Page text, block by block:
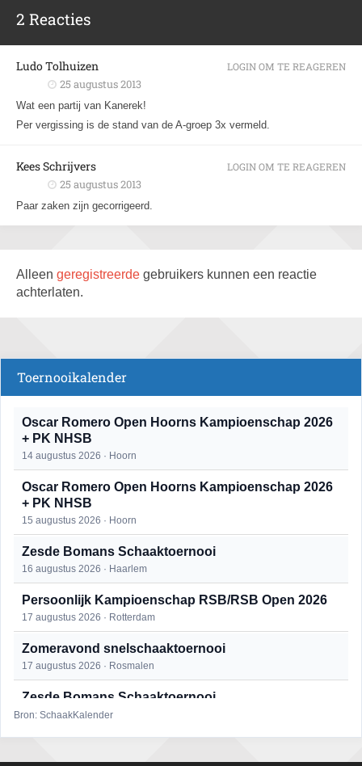
2 Reacties
Ludo Tolhuizen
25 augustus 2013
Wat een partij van Kanerek!
Per vergissing is de stand van de A-groep 3x vermeld.
LOGIN OM TE REAGEREN
Kees Schrijvers
25 augustus 2013
Paar zaken zijn gecorrigeerd.
LOGIN OM TE REAGEREN
Alleen geregistreerde gebruikers kunnen een reactie
achterlaten.
Toernooikalender
Oscar Romero Open Hoorns Kampioenschap 2026
+ PK NHSB
14 augustus 2026 · Hoorn
Oscar Romero Open Hoorns Kampioenschap 2026
+ PK NHSB
15 augustus 2026 · Hoorn
Zesde Bomans Schaaktoernooi
16 augustus 2026 · Haarlem
Persoonlijk Kampioenschap RSB/RSB Open 2026
17 augustus 2026 · Rotterdam
Zomeravond snelschaaktoernooi
17 augustus 2026 · Rosmalen
Zesde Bomans Schaaktoernooi
17 augustus 2026 · Haarlem
18 augustus 2026 · Rosmalen
Bron: SchaakKalender